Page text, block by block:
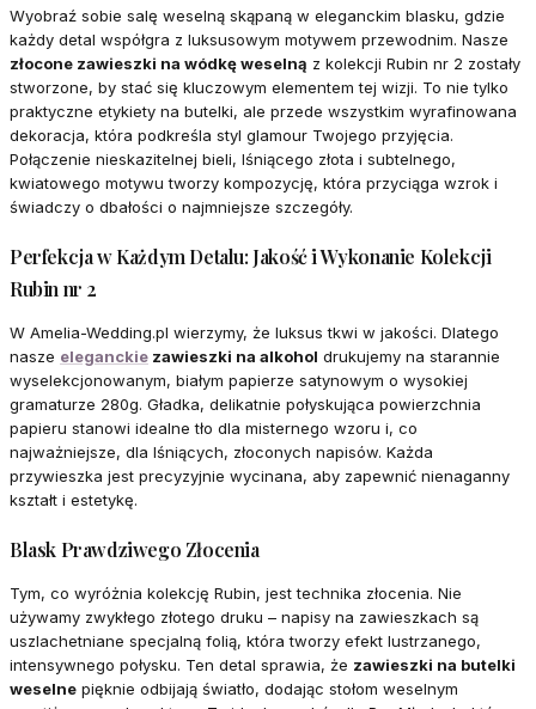
Wyobraź sobie salę weselną skąpaną w eleganckim blasku, gdzie
każdy detal współgra z luksusowym motywem przewodnim. Nasze
złocone zawieszki na wódkę weselną z kolekcji Rubin nr 2 zostały
stworzone, by stać się kluczowym elementem tej wizji. To nie tylko
praktyczne etykiety na butelki, ale przede wszystkim wyrafinowana
dekoracja, która podkreśla styl glamour Twojego przyjęcia.
Połączenie nieskazitelnej bieli, lśniącego złota i subtelnego,
kwiatowego motywu tworzy kompozycję, która przyciąga wzrok i
świadczy o dbałości o najmniejsze szczegóły.
Perfekcja w Każdym Detalu: Jakość i Wykonanie Kolekcji
Rubin nr 2
W Amelia-Wedding.pl wierzymy, że luksus tkwi w jakości. Dlatego
nasze eleganckie zawieszki na alkohol drukujemy na starannie
wyselekcjonowanym, białym papierze satynowym o wysokiej
gramaturze 280g. Gładka, delikatnie połyskująca powierzchnia
papieru stanowi idealne tło dla misternego wzoru i, co
najważniejsze, dla lśniących, złoconych napisów. Każda
przywieszka jest precyzyjnie wycinana, aby zapewnić nienaganny
kształt i estetykę.
Blask Prawdziwego Złocenia
Tym, co wyróżnia kolekcję Rubin, jest technika złocenia. Nie
używamy zwykłego złotego druku – napisy na zawieszkach są
uszlachetniane specjalną folią, która tworzy efekt lustrzanego,
intensywnego połysku. Ten detal sprawia, że zawieszki na butelki
weselne pięknie odbijają światło, dodając stołom weselnym